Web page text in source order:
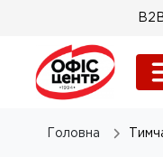
Головна